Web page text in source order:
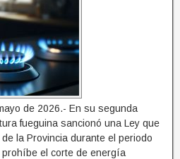
de 2026.- En su segunda
fueguina sancionó una Ley que
la Provincia durante el periodo
el corte de energía